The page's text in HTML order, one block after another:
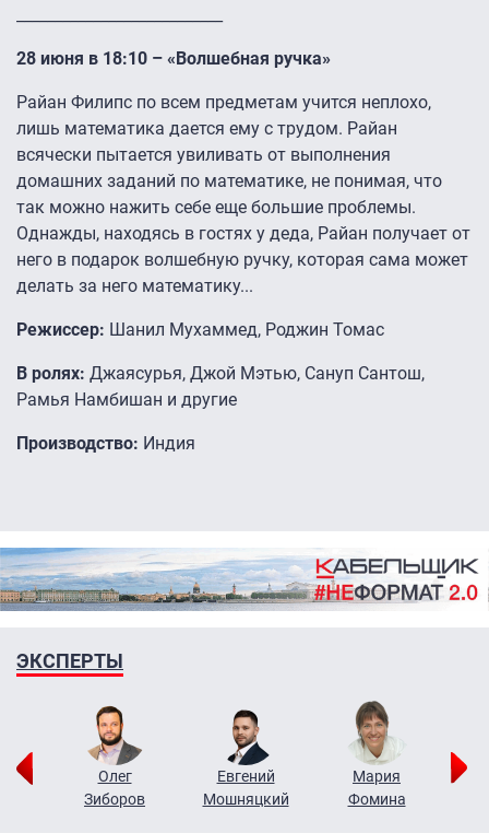
28 июня в 18:10 – «Волшебная ручка»
Райан Филипс по всем предметам учится неплохо,
лишь математика дается ему с трудом. Райан
всячески пытается увиливать от выполнения
домашних заданий по математике, не понимая, что
так можно нажить себе еще большие проблемы.
Однажды, находясь в гостях у деда, Райан получает от
него в подарок волшебную ручку, которая сама может
делать за него математику...
Режиссер: Шанил Мухаммед, Роджин Томас
В ролях: Джаясурья, Джой Мэтью, Сануп Сантош,
Рамья Намбишан и другие
Производство: Индия
ЭКСПЕРТЫ
Олег
Зиборов
Евгений
Мошняцкий
Мария
Фомина